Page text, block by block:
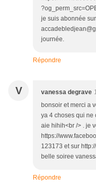
je suis abonnée
journée.
Répondre
V vanessa degrave
bonsoir et merci a
ya 4 choses qui ne
aie hihih<br /> . je
https://
123173 et sur
belle soiree
Répondre